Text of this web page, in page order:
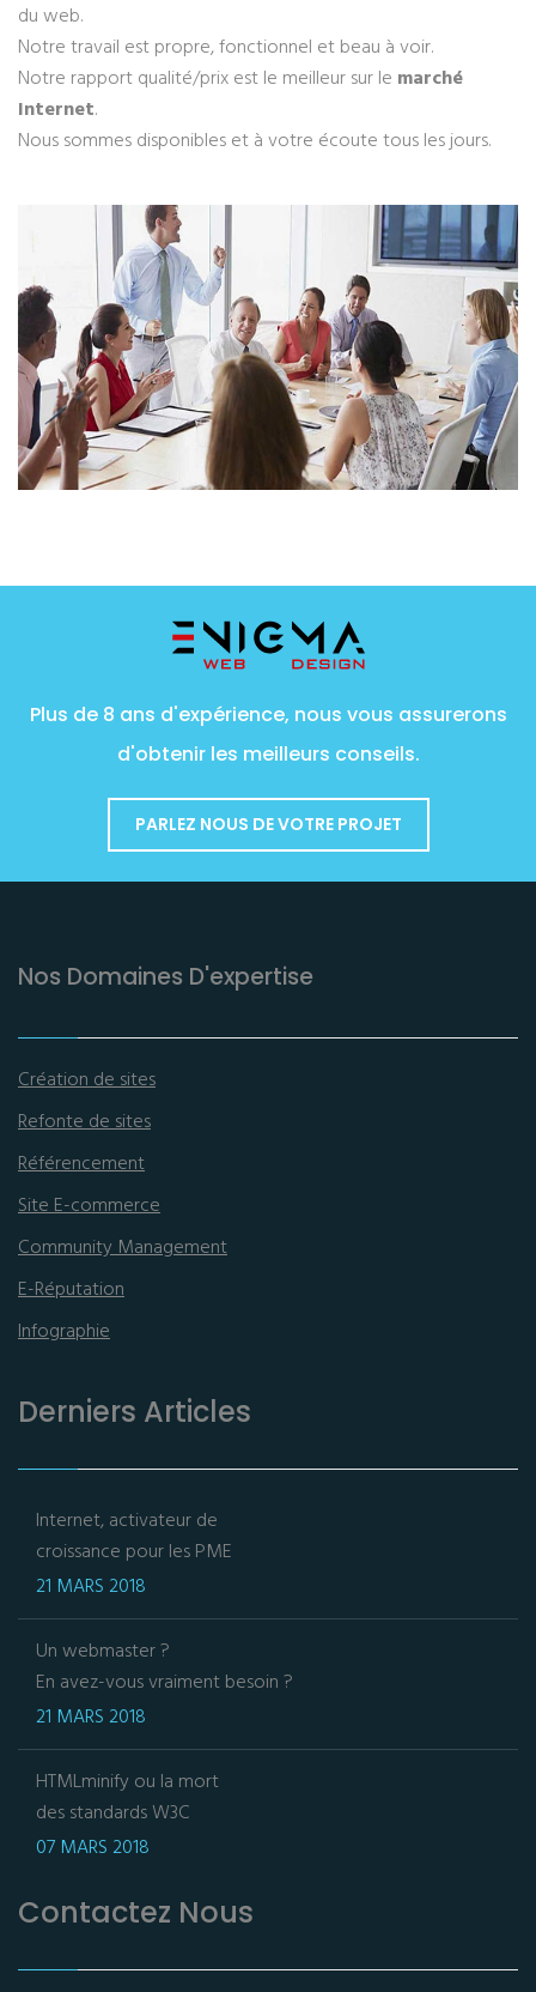
du web.
Notre travail est propre, fonctionnel et beau à voir.
Notre rapport qualité/prix est le meilleur sur le marché
Internet.
Nous sommes disponibles et à votre écoute tous les jours.
Plus de 8 ans d'expérience, nous vous assurerons
d'obtenir les meilleurs conseils.
PARLEZ NOUS DE VOTRE PROJET
Nos Domaines D'expertise
Création de sites
Refonte de sites
Référencement
Site E-commerce
Community Management
E-Réputation
Infographie
Derniers Articles
Internet, activateur de
croissance pour les PME
21 MARS 2018
Un webmaster ?
En avez-vous vraiment besoin ?
21 MARS 2018
HTMLminify ou la mort
des standards W3C
07 MARS 2018
Contactez Nous